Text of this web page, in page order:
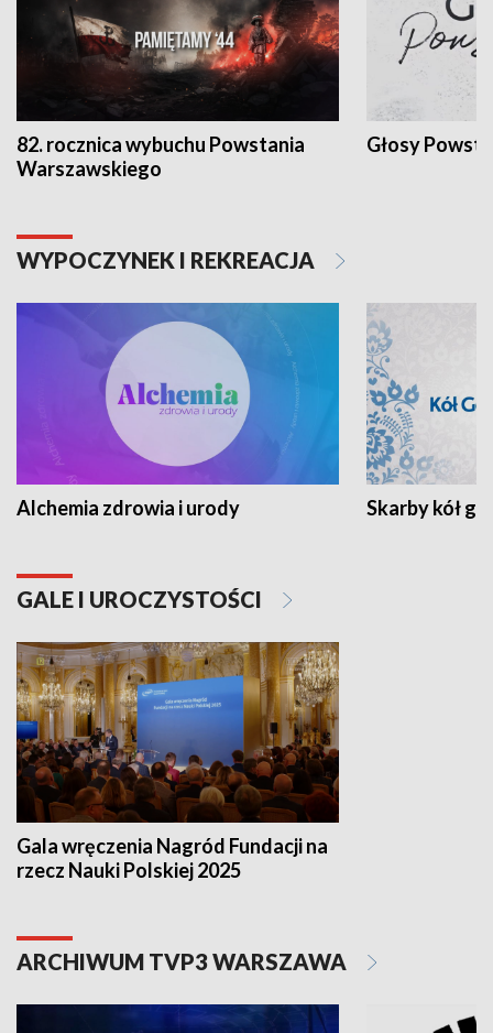
82. rocznica wybuchu Powstania
Warszawskiego
Głosy
WYPOCZYNEK I REKREACJA
Alchemia zdrowia i urody Skarby kół
GALE I UROCZYSTOŚCI
Gala wręczenia Nagród Fundacji na
rzecz Nauki Polskiej 2025
ARCHIWUM TVP3 WARSZAWA